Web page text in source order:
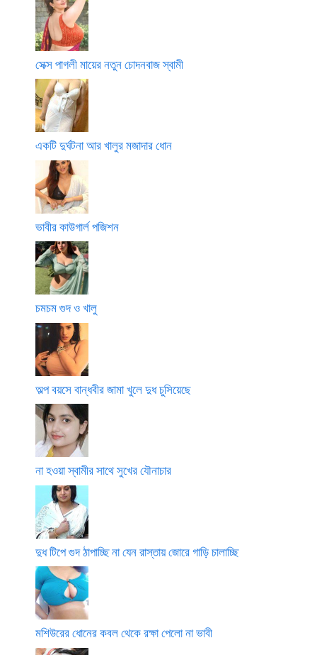
সেক্স পাগলী মায়ের নতুন চোদনবাজ স্বামী
একটি দুর্ঘটনা আর খালুর মজাদার ধোন
ভাবীর কাউগার্ল পজিশন
চমচম গুদ ও খালু
অল্প বয়সে বান্ধবীর জামা খুলে দুধ চুসিয়েছে
না হওয়া স্বামীর সাথে সুখের যৌনাচার
দুধ টিপে গুদ ঠাপাচ্ছি না যেন রাস্তায় জোরে গাড়ি চালাচ্ছি
মশিউরের ধোনের কবল থেকে রক্ষা পেলো না ভাবী